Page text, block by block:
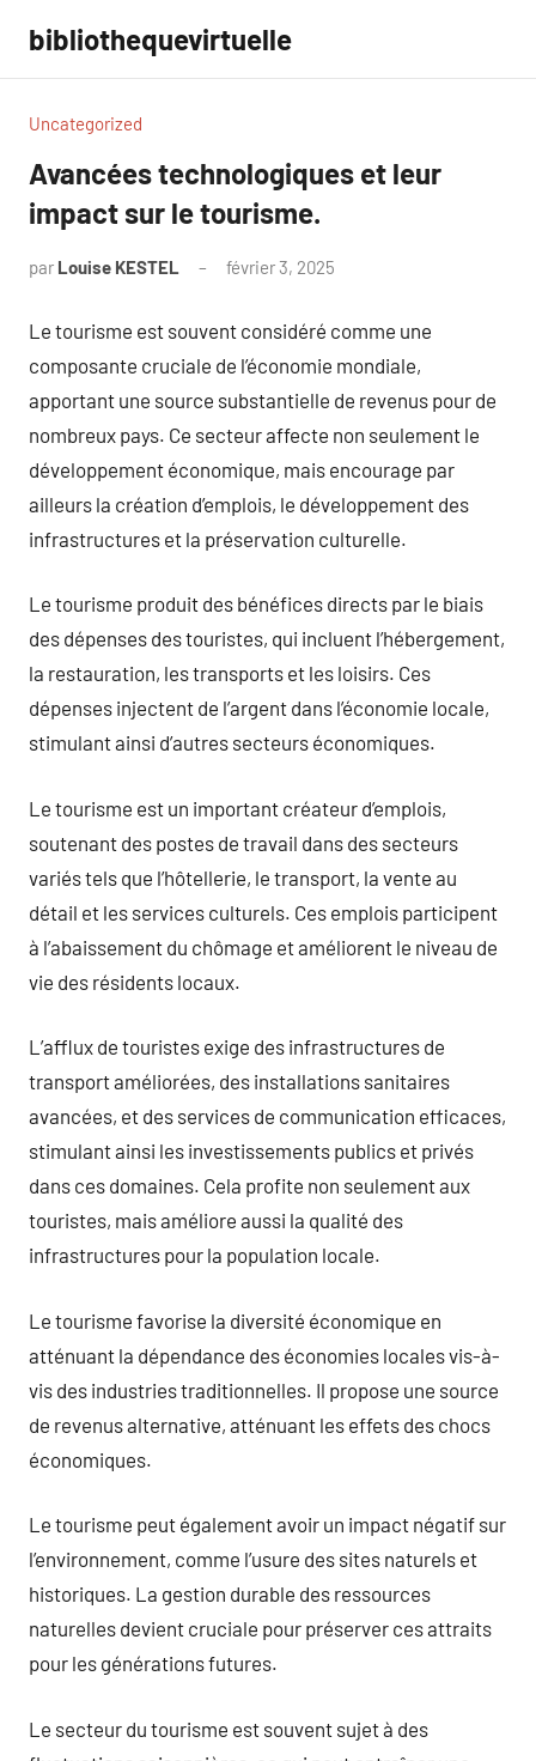
contenu
bibliothequevirtuelle
Uncategorized
Avancées technologiques et leur
impact sur le tourisme.
par Louise KESTEL février 3, 2025
Le tourisme est souvent considéré comme une
composante cruciale de l’économie mondiale,
apportant une source substantielle de revenus pour de
nombreux pays. Ce secteur affecte non seulement le
développement économique, mais encourage par
ailleurs la création d’emplois, le développement des
infrastructures et la préservation culturelle.
Le tourisme produit des bénéfices directs par le biais
des dépenses des touristes, qui incluent l’hébergement,
la restauration, les transports et les loisirs. Ces
dépenses injectent de l’argent dans l’économie locale,
stimulant ainsi d’autres secteurs économiques.
Le tourisme est un important créateur d’emplois,
soutenant des postes de travail dans des secteurs
variés tels que l’hôtellerie, le transport, la vente au
détail et les services culturels. Ces emplois participent
à l’abaissement du chômage et améliorent le niveau de
vie des résidents locaux.
L’afflux de touristes exige des infrastructures de
transport améliorées, des installations sanitaires
avancées, et des services de communication efficaces,
stimulant ainsi les investissements publics et privés
dans ces domaines. Cela profite non seulement aux
touristes, mais améliore aussi la qualité des
infrastructures pour la population locale.
Le tourisme favorise la diversité économique en
atténuant la dépendance des économies locales vis-à-
vis des industries traditionnelles. Il propose une source
de revenus alternative, atténuant les effets des chocs
économiques.
Le tourisme peut également avoir un impact négatif sur
l’environnement, comme l’usure des sites naturels et
historiques. La gestion durable des ressources
naturelles devient cruciale pour préserver ces attraits
pour les générations futures.
Le secteur du tourisme est souvent sujet à des